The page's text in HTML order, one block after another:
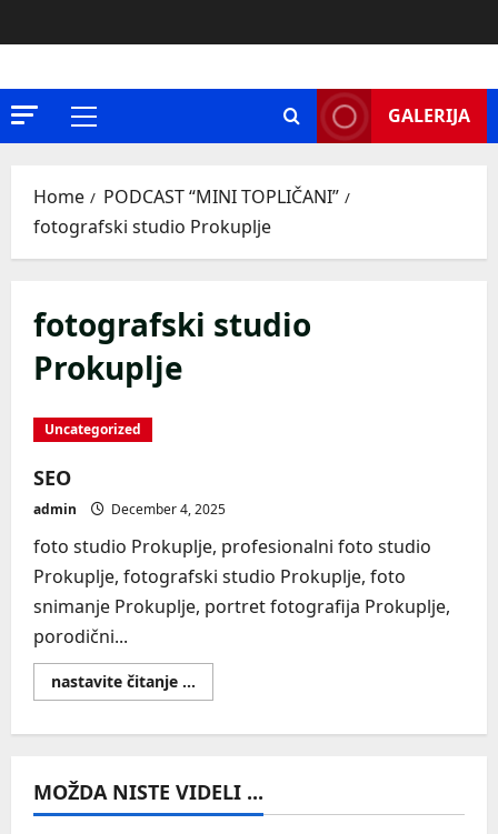
to
Primary
GALERIJA
Home
PODCAST “MINI TOPLIČANI”
fotografski studio Prokuplje
fotografski studio
Prokuplje
Uncategorized
SEO
admin December 4, 2025
foto studio Prokuplje, profesionalni foto studio
Prokuplje, fotografski studio Prokuplje, foto
snimanje Prokuplje, portret fotografija Prokuplje,
porodični...
nastavite čitanje ...
more
MOŽDA NISTE VIDELI ...